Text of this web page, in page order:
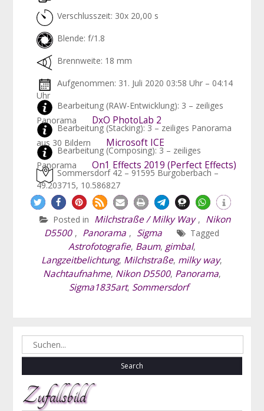
Verschlusszeit: 30x 20,00 s
Blende: f/1.8
Brennweite: 18 mm
Aufgenommen: 31. Juli 2020 03:58 Uhr – 04:14
Uhr
Bearbeitung (RAW-Entwicklung): 3 – zeiliges
Panorama
DxO PhotoLab 2
Bearbeitung (Stacking): 3 – zeiliges Panorama
aus 30 Bildern
Microsoft ICE
Bearbeitung (Composing): 3 – zeiliges
Panorama
On1 Effects 2019 (Perfect Effects)
Sommersdorf 42 – 91595 Burgoberbach –
49.203715, 10.586827
Posted in Milchstraße / Milky Way , Nikon
D5500 , Panorama , Sigma Tagged
Astrofotografie, Baum, gimbal,
Langzeitbelichtung, Milchstraße, milky way,
Nachtaufnahme, Nikon D5500, Panorama,
Sigma1835art, Sommersdorf
Search
for:
Zufallsbild